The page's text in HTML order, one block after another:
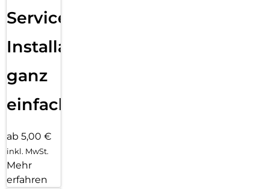
Services
Installation
ganz
einfach
ab 5,00 €
inkl. MwSt.
Mehr
erfahren